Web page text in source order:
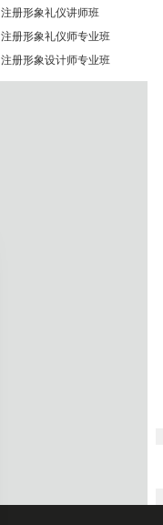
注册形象礼仪讲师班
注册形象礼仪师专业班
注册形象设计师专业班